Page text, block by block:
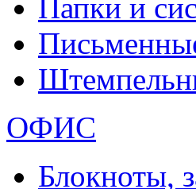
Папки и
ОФИС
Блокноты,